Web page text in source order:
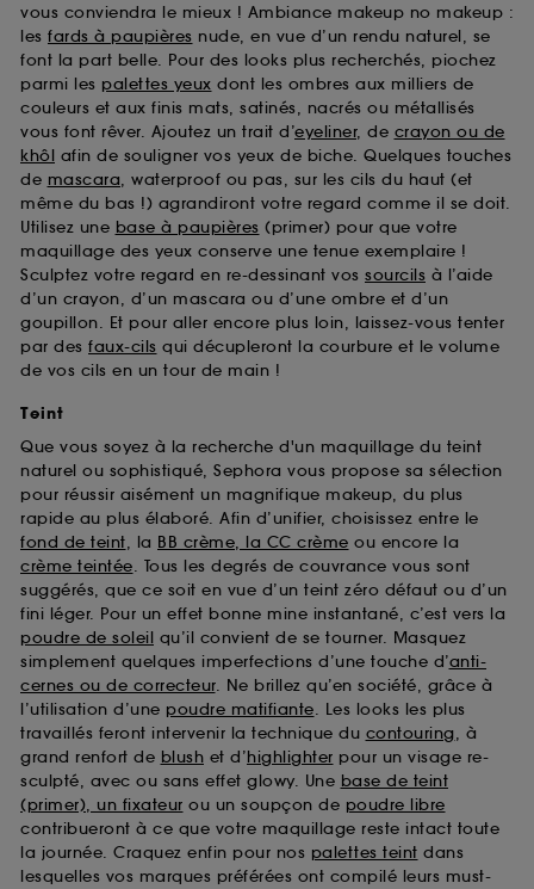
vous conviendra le mieux ! Ambiance makeup no makeup :
les fards à paupières nude, en vue d’un rendu naturel, se
font la part belle. Pour des looks plus recherchés, piochez
parmi les palettes yeux dont les ombres aux milliers de
couleurs et aux finis mats, satinés, nacrés ou métallisés
vous font rêver. Ajoutez un trait d’eyeliner, de crayon ou de
khôl afin de souligner vos yeux de biche. Quelques touches
de mascara, waterproof ou pas, sur les cils du haut (et
même du bas !) agrandiront votre regard comme il se doit.
Utilisez une base à paupières (primer) pour que votre
maquillage des yeux conserve une tenue exemplaire !
Sculptez votre regard en re-dessinant vos sourcils à l’aide
d’un crayon, d’un mascara ou d’une ombre et d’un
goupillon. Et pour aller encore plus loin, laissez-vous tenter
par des faux-cils qui décupleront la courbure et le volume
de vos cils en un tour de main !
Teint
Que vous soyez à la recherche d'un maquillage du teint
naturel ou sophistiqué, Sephora vous propose sa sélection
pour réussir aisément un magnifique makeup, du plus
rapide au plus élaboré. Afin d’unifier, choisissez entre le
fond de teint, la BB crème, la CC crème ou encore la
crème teintée. Tous les degrés de couvrance vous sont
suggérés, que ce soit en vue d’un teint zéro défaut ou d’un
fini léger. Pour un effet bonne mine instantané, c’est vers la
poudre de soleil qu’il convient de se tourner. Masquez
simplement quelques imperfections d’une touche d’anti-
cernes ou de correcteur. Ne brillez qu’en société, grâce à
l’utilisation d’une poudre matifiante. Les looks les plus
travaillés feront intervenir la technique du contouring, à
grand renfort de blush et d’highlighter pour un visage re-
sculpté, avec ou sans effet glowy. Une base de teint
(primer), un fixateur ou un soupçon de poudre libre
contribueront à ce que votre maquillage reste intact toute
la journée. Craquez enfin pour nos palettes teint dans
lesquelles vos marques préférées ont compilé leurs must-